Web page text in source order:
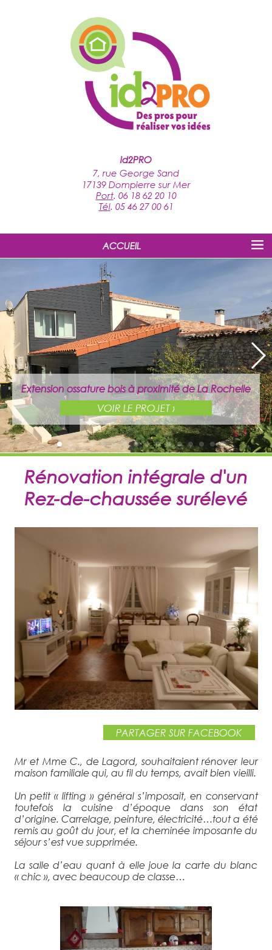
id2PRO
7, rue George Sand
17139 Dompierre sur Mer
Port. 06 18 62 20 10
Tél. 05 46 27 00 61
ACCUEIL
Extension ossature bois à proximité de La Rochelle
VOIR LE PROJET ›
Extension ossature bois à proximité de La Rochelle
Rénovation intégrale d'un
Rez-de-chaussée surélevé
PARTAGER SUR FACEBOOK
Mr et Mme C., de Lagord, souhaitaient rénover leur
maison familiale qui, au fil du temps, avait bien vieilli.
Un petit « lifting » général s’imposait, en conservant
toutefois la cuisine d’époque dans son état
d’origine. Carrelage, peinture, électricité…tout a été
remis au goût du jour, et la cheminée imposante du
séjour s’est vue supprimée.
La salle d’eau quant à elle joue la carte du blanc
« chic », avec beaucoup de classe…